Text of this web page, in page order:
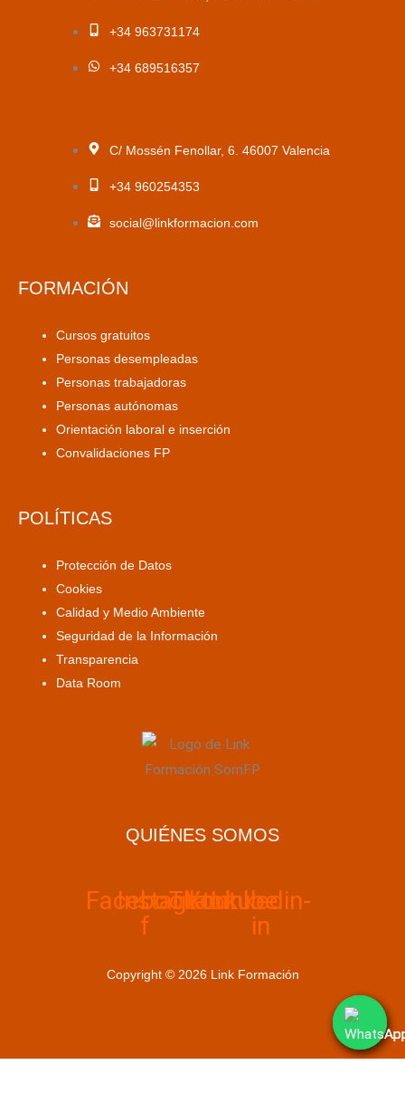
+34 963731174
+34 689516357
C/ Mossén Fenollar, 6. 46007 Valencia
+34 960254353
social@linkformacion.com
FORMACIÓN
Cursos gratuitos
Personas desempleadas
Personas trabajadoras
Personas autónomas
Orientación laboral e inserción
Convalidaciones FP
POLÍTICAS
Protección de Datos
Cookies
Calidad y Medio Ambiente
Seguridad de la Información
Transparencia
Data Room
QUIÉNES SOMOS
Facebook-
f
Instagram
Tiktok
Youtube
Linkedin-
in
Copyright © 2026 Link Formación